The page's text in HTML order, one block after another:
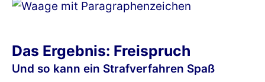
Das Ergebnis: Freispruch
Und so kann ein Strafverfahren Spaß